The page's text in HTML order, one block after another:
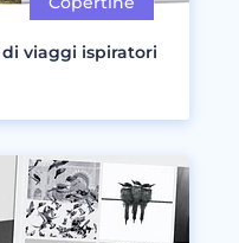
viaggi ispiratori